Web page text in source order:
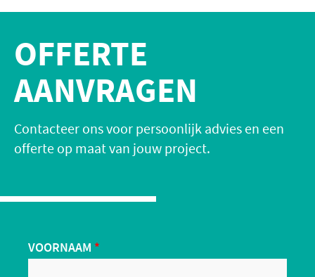
OFFERTE
AANVRAGEN
Contacteer ons voor persoonlijk advies en een
offerte op maat van jouw project.
VOORNAAM *